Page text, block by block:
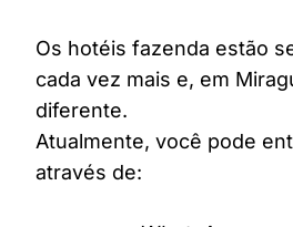
Os hotéis fazenda estão
cada vez mais e, em
diferente.
Atualmente, você pode
através de: